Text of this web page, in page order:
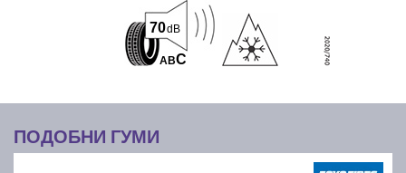
ABC
70dB
ПОДОБНИ ГУМИ